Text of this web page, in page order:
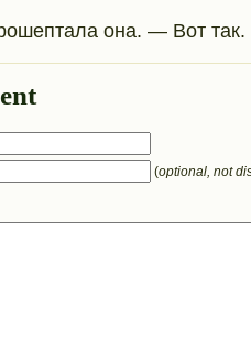
она. — Вот так.
(optional, not